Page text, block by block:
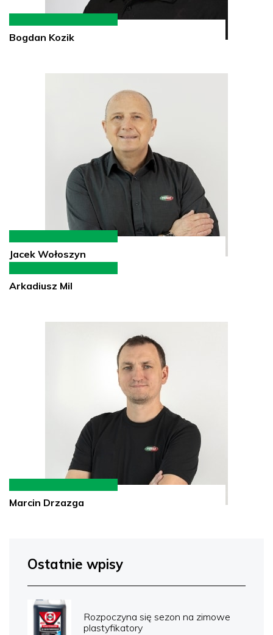
Bogdan Kozik
Jacek Wołoszyn
Arkadiusz Mil
Marcin Drzazga
Ostatnie wpisy
Rozpoczyna się sezon na zimowe
plastyfikatory